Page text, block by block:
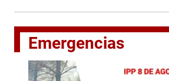
Emergencias